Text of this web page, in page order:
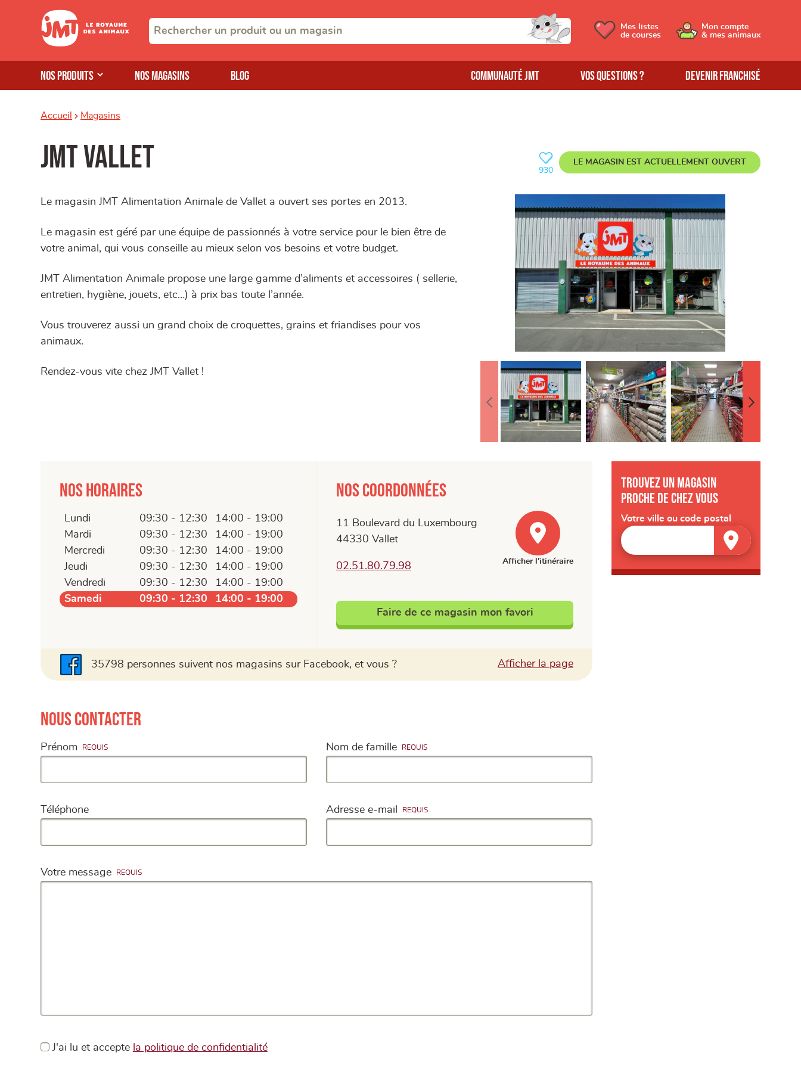
Nos produits Nos magasins Blog Communauté JMT Vos questions ? Devenir franchisé
Mes listes
de courses
Mon compte
& mes animaux
Accueil Magasins
JMT Vallet 930
LE MAGASIN EST ACTUELLEMENTOUVERT
Le magasin JMT Alimentation Animale de Vallet a ouvert ses portes en 2013.
Le magasin est géré par une équipe de passionnés à votre service pour le bien être de
votre animal, qui vous conseille au mieux selon vos besoins et votre budget.
JMT Alimentation Animale propose une large gamme d’aliments et accessoires ( sellerie,
entretien, hygiène, jouets, etc…) à prix bas toute l’année.
Vous trouverez aussi un grand choix de croquettes, grains et friandises pour vos
animaux.
Rendez-vous vite chez JMT Vallet !
Nos horaires
Lundi 09:30 - 12:30
14:00 - 19:00
Mardi
09:30 - 12:30
14:00 - 19:00
Mercredi
09:30 - 12:30
14:00 - 19:00
Jeudi
09:30 - 12:30
14:00 - 19:00
Vendredi
09:30 - 12:30
14:00 - 19:00
Samedi
09:30 - 12:30 14:00 - 19:00
Nos coordonnées
11 Boulevard du Luxembourg
44330 Vallet
02.51.80.79.98 Afficher l'itinéraire
Faire de ce magasin mon favori
35798 personnes suivent nos magasins sur Facebook, et vous ? Afficher la pageFacebook
Nous contacter
Prénom Nom de famille
Téléphone Adresse e-mail
Votre message
J'ai lu et accepte la politique de confidentialité
Trouvez un magasin
proche de chez vous
Votre ville ou code postal